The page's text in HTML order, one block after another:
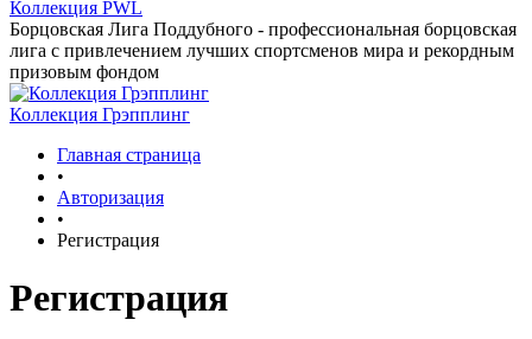
Коллекция PWL
Борцовская Лига Поддубного - профессиональная борцовская
лига с привлечением лучших спортсменов мира и рекордным
призовым фондом
Коллекция Грэпплинг
Главная страница
•
Авторизация
•
Регистрация
Регистрация